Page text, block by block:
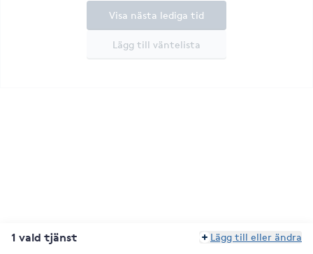
Lägg till väntelista
Visa nästa lediga tid
1 vald tjänst Lägg till eller ändra